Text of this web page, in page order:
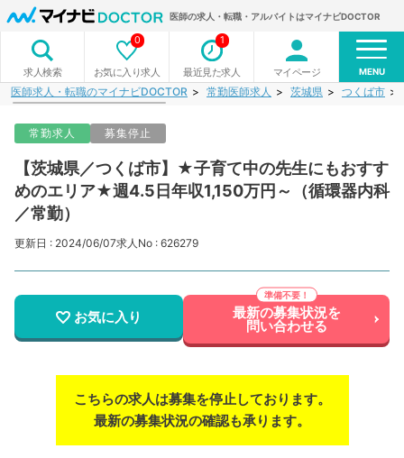
医師の求人・転職・アルバイトはマイナビDOCTOR
求人検索 お気に入り求人
0
最近見た求人
1
マイページ MENU
医師求人・転職のマイナビDOCTOR 常勤医師求人 茨城県 つくば市
常勤求人 募集停止
【茨城県／つくば市】★子育て中の先生にもおすす
めのエリア★週4.5日年収1,150万円～（循環器内科
／常勤）
更新日 : 2024/06/07求人No : 626279
お気に入り 最新の募集状況を
問い合わせる
こちらの求人は募集を停止しております。
最新の募集状況の確認も承ります。